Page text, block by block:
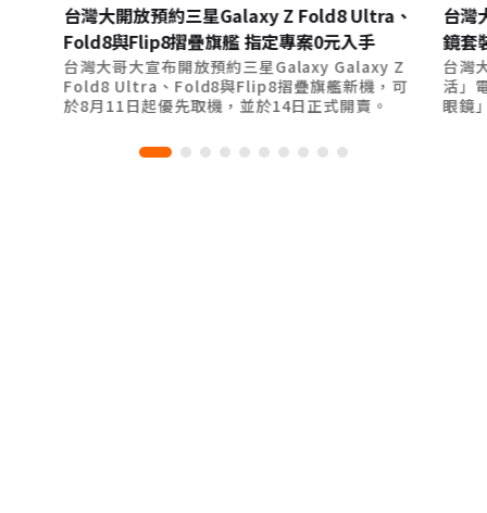
台灣大開放預約三星Galaxy Z Fold8 Ultra、
Fold8與Flip8摺疊旗艦 指定專案0元入手
台灣大哥大宣布開放預約三星Galaxy Galaxy Z
Fold8 Ultra、Fold8與Flip8摺疊旗艦新機，可
於8月11日起優先取機，並於14日正式開賣。
台灣
鏡套
台灣
活」
眼鏡